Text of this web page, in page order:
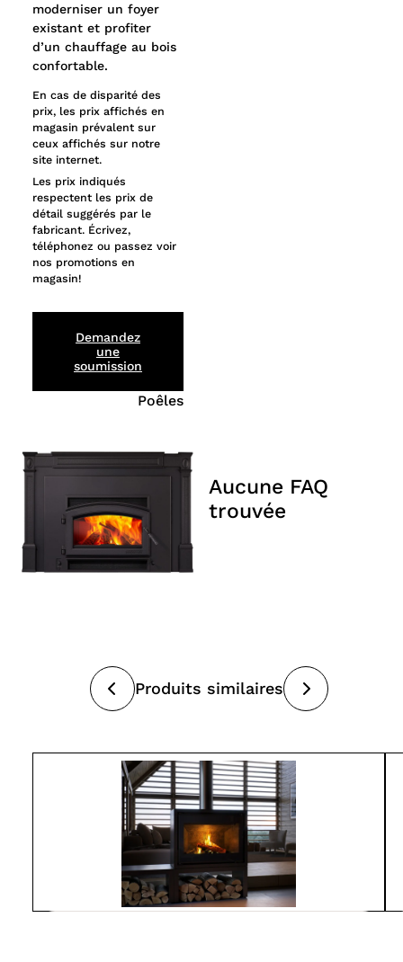
Poêles
moderniser un foyer
existant et profiter
d’un chauffage au bois
confortable.
En cas de disparité des
prix, les prix affichés en
magasin prévalent sur
ceux affichés sur notre
site internet.
Les prix indiqués
respectent les prix de
détail suggérés par le
fabricant. Écrivez,
téléphonez ou passez voir
nos promotions en
magasin!
Demandez
une
soumission
Aucune FAQ
trouvée
Produits similaires